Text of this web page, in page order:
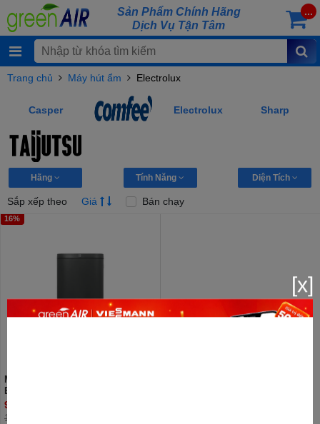
Sản Phẩm Chính Hãng
Dịch Vụ Tận Tâm
...
Trang chủ Máy hút ẩm Electrolux
Casper Electrolux Sharp
Hãng Tính Năng Diện Tích
Sắp xếp theo Giá Bán chạy
16%
Máy hút ẩm kết hợp lọc không khí
Electrolux EDH16TRBD3
9.250.000đ
10.990.000đ
[x]